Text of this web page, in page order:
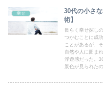
幸せ
30代の小さ
術】
長らく幸せ探し
つかむことに成
ことがあるが、
自然や人に囲ま
浮遊感だった。
景色が見られたの